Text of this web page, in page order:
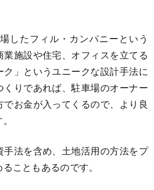
したフィル・カンパニーという
施設や住宅、オフィスを立てる
ク」というユニークな設計手法に
りであれば、駐車場のオーナー
お金が入ってくるので、より良
法を含め、土地活用の方法をプ
こともあるのです。